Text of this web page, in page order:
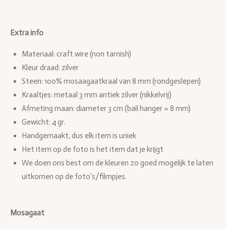
Extra info
Materiaal: craft wire (non tarnish)
Kleur draad: zilver
Steen: 100% mosaagaatkraal van 8 mm (rondgeslepen)
Kraaltjes: metaal 3 mm antiek zilver (nikkelvrij)
Afmeting maan: diameter 3 cm (bail hanger = 8 mm)
Gewicht: 4 gr.
Handgemaakt, dus elk item is uniek
Het item op de foto is het item dat je krijgt
We doen ons best om de kleuren zo goed mogelijk te laten
uitkomen op de foto’s/filmpjes.
Mosagaat